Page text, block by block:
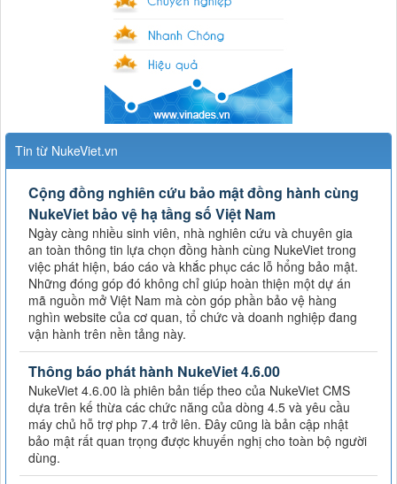
Tin từ NukeViet.vn
Cộng đồng nghiên cứu bảo mật đồng hành cùng
NukeViet bảo vệ hạ tầng số Việt Nam
Ngày càng nhiều sinh viên, nhà nghiên cứu và chuyên gia
an toàn thông tin lựa chọn đồng hành cùng NukeViet trong
việc phát hiện, báo cáo và khắc phục các lỗ hổng bảo mật.
Những đóng góp đó không chỉ giúp hoàn thiện một dự án
mã nguồn mở Việt Nam mà còn góp phần bảo vệ hàng
nghìn website của cơ quan, tổ chức và doanh nghiệp đang
vận hành trên nền tảng này.
Thông báo phát hành NukeViet 4.6.00
NukeViet 4.6.00 là phiên bản tiếp theo của NukeViet CMS
dựa trên kế thừa các chức năng của dòng 4.5 và yêu cầu
máy chủ hỗ trợ php 7.4 trở lên. Đây cũng là bản cập nhật
bảo mật rất quan trọng được khuyến nghị cho toàn bộ người
dùng.